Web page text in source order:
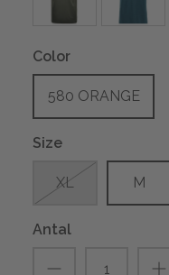
Color
580 ORANGE
Size
XL M
Antal